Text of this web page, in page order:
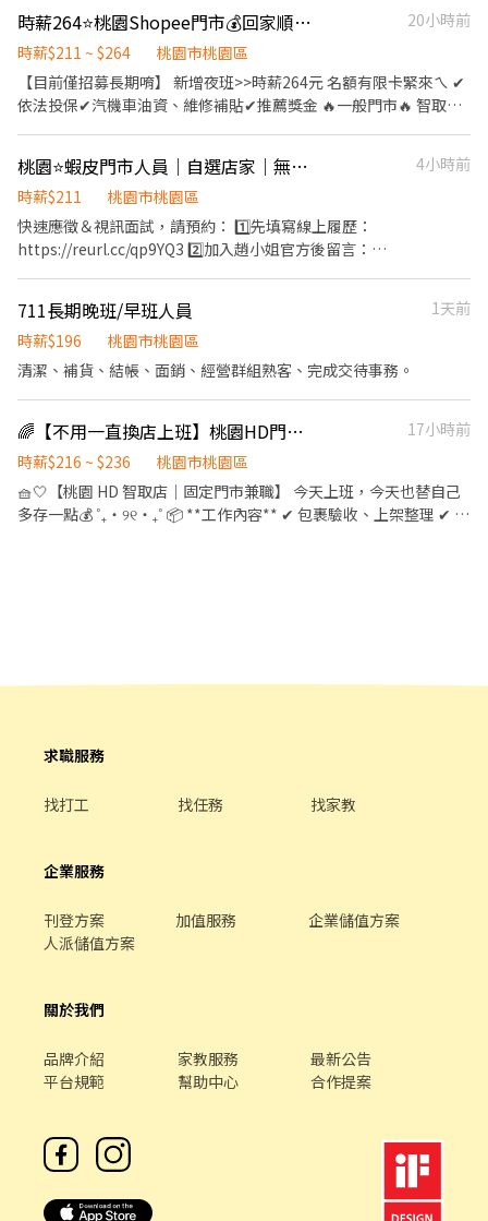
運、盤點、理貨、上架 🧹 維持門市環境及清潔 🏃‍♂️ 單日需跑點 1～5
間門市 🔄 配合蝦皮店到店工作內容及鄰近有人店支援 💡 提供完整
教育訓練＋店面實習，新手也OK！ ◆上班時間&薪資 💰時薪229 晚
班另有獎金+20=時薪249 ⏰ 時段： 早班：07:30-12:30、08:30-
17:30-23:30 👉 彈性排班2~6小時，視情況需加班 . 📅 一週至少給班
4 天（假日需能配合） ⚠️ 需配合加班，搬運重物（約 15 公斤） - ◆
上班地點 主要門市(需跑鄰近智取門市) 桃園民安 - 智取店 桃園市桃
園區民安路124號1樓 桃園大業 - 智取店 桃園市桃園區大業路一段
400號1樓 桃園龍城 - 智取店 桃園市桃園區龍城二街56號1樓 桃園朝
陽 - 智取店 桃園市桃園區朝陽街3號1樓 桃園桃鶯 - 智取店 桃園市桃
園區桃鶯路125號1樓 桃園同安 - 智取店 桃園市桃園區同安街336巷
77號1樓 桃園寶慶 - 智取店 桃園市桃園區寶慶路296號1樓 桃園春日
- 智取店 桃園市桃園區春日路1171號1樓 ॰ॱꕤ*｡ﾟ॰ॱꕤ*｡ﾟ॰ॱꕤ*｡ﾟ
॰ॱꕤ*｡ﾟ॰ॱꕤ*｡ﾟ 🎯員工福利 🛡️ 勞保、團保、勞退：保障你的未來與安
全！ ⛽ 油資/修繕補貼：車子🛵有保障，油資與維修費享 10% 補
貼！ 🫰🏻 推薦獎金：成功推薦朋友加入，可享 600 元推薦獎金！
🏅 國定假日加倍奉還：雙倍時薪工作更有動力！ ⚠️缺額變化快速，
先搶先贏~
時薪264⭐桃園Shopee門市💰回家順路來打工🧡免體撿快速報到
20小時前
時薪$211 ~ $264
桃園市桃園區
【目前僅招募長期唷】 新增夜班>>時薪264元 名額有限卡緊來ㄟ ✔
依法投保✔汽機車油資、維修補貼✔推薦獎金 🔥一般門市🔥 智取店
寄、搬運、盤點、理貨等 2.提供顧客接待、收銀結帳等服務 3.維持
門市作業區環境、清潔維護作業 4.智取店為無人商店，有單日跑點
需求，騎車到各門市理貨(非送貨) (單日跑點1-5間門市，需自備機
車&駕照) 5.協助區經理執行門市營運、維護 📢薪資待遇 一般門市時
薪 211元 智取店(無人店) 早班時薪224元 智取店(無人店) 晚班時薪
↓↓ 桃園桃鶯二店 桃園市桃園區桃鶯路230-1號1樓 桃園國強店 桃
園市桃園區國強一街420號1樓 桃園莊敬店 桃園市桃園區莊敬路一段
320號1樓 桃園中埔店 桃園市桃園區中埔一街105號1樓 桃園永安店
桃園市桃園區永安路290號1樓 桃園民有店 桃園市桃園區民有三街
425號1樓 桃園宏昌店 桃園市桃園區宏昌五街26號1樓 ↓↓智取店
↓↓ 桃園大業 - 智取店 桃園市桃園區大業路一段400號1樓 桃園民
桃園區同安街336巷77號1樓 桃園春日 - 智取店 桃園市桃園區春日路
1171號1樓 桃園桃鶯 - 智取店 桃園市桃園區桃鶯路125號1樓 桃園朝
陽 - 智取店 桃園市桃園區朝陽街3號1樓 桃園龍城 - 智取店 桃園市桃
配合鄰近店點支援 🔺僅招募長期 ☆*: .｡. o(≧▽≦)o .｡.:*☆ ✍應徵、
詢問歡迎直接聯繫、填線上履歷 招募專員：林小姐
https://lin.ee/PGxf2s9 加入後請留言 :姓名/電話/應徵工作截圖 💡
安心求職、應徵詢問不收錢
桃園⭐蝦皮門市人員｜自選店家｜無經驗可｜快速報到❤️
4小時前
時薪$211
桃園市桃園區
快速應徵＆視訊面試，請預約： 1️⃣先填寫線上履歷：
https://reurl.cc/qp9YQ3 2️⃣加入趙小姐官方後留言：
工作內容： 1. 包裹收寄、搬運、盤點、理貨 2. 協助門市服務與收銀
作業 3. 維持環境清潔 4. 配合調店及支援工作 5. 協助門市日常營運維
護 ✅工作時間： 早班：10:30-17:30 晚班：16:15-22:45、18:45-
點：(可自選店點) 桃園中埔店 桃園市桃園區中埔一街105號1樓 桃園
民有店 桃園市桃園區民有三街425號1樓 桃園永安店 桃園市桃園區
敬店 桃園市桃園區莊敬路一段320號1樓 😊門市缺額變動很快很
快，先搶先贏 ＊＊＊＊＊＊＊＊＊＊＊＊＊＊＊＊＊＊＊＊ ☑️至少
711長期晚班/早班人員
1天前
時薪$196
桃園市桃園區
清潔、補貨、結帳、面銷、經營群組熟客、完成交待事務。
🌈【不用一直換店上班】桃園HD門市✨時薪216–236｜可週休二日
17小時前
時薪$216 ~ $236
桃園市桃園區
🧺🤍【桃園 HD 智取店｜固定門市兼職】 今天上班，今天也替自己
多存一點💰 ˚₊‧୨୧‧₊˚ 📦 **工作內容** ✔ 包裹驗收、上架整理 ✔ 揀
🎉 推薦獎金 600 元／人 📚 完整教育訓練 🏪 固定門市，不需支援其
他店 ⊹ ࣪ ˖────────────⊹ ࣪ ˖ 📩 **想應徵就趁現在！**
https://reurl.cc/lNxbvE ID：@440mente 留言： **姓名＋電話＋
˖────────────⊹ ࣪ ˖ ✨【職缺亮點】 💰 固定班別，不用
工時彈性，學生、上班族、二度就業都適合 🚫 無仲介費、無抽成，
安心應徵 🔥 想找一份穩定又有彈性的兼職？
求職服務
找打工 找任務 找家教
企業服務
刊登方案 加值服務
企業儲值方案
人派儲值方案
關於我們
品牌介紹 家教服務
最新公告
平台規範
幫助中心 合作提案